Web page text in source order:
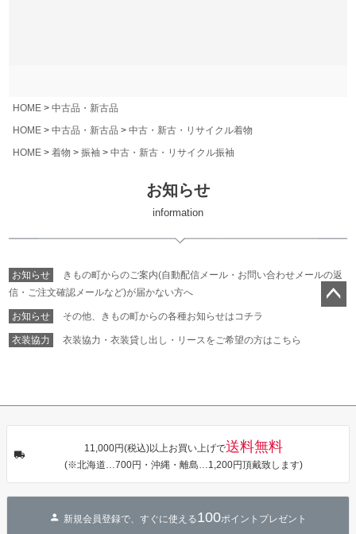
HOME
中古品・新古品
HOME
中古品・新古品
中古・新古・リサイクル着物
HOME
着物 振袖 中古・新古・リサイクル振袖
お知らせ
information
お知らせ
きもの町からのご案内(自動配信メール・お問い合わせメールの返
信・ご注文確認メールなど)が届かない方へ
お知らせ その他、きもの町からの各種お知らせはコチラ
衣装協力 衣装協力・衣装貸し出し・リースをご希望の方はこちら
11,000円(税込)以上お買い上げで送料無料
(※北海道…700円・沖縄・離島…1,200円頂戴致します)
新規会員登録で、すぐに使える100ポイントプレゼント